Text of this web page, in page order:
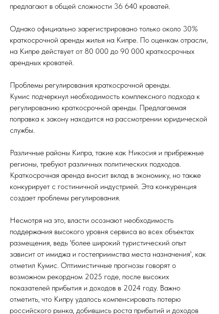
предлагают в общей сложности 36 640 кроватей.
Однако официально зарегистрировано только около 30%
краткосрочной аренды жилья на Кипре. По оценкам отрасли,
на Кипре действует от 80 000 до 90 000 краткосрочных
арендных кроватей.
Проблемы регулирования краткосрочной аренды.
Кумис подчеркнул необходимость комплексного подхода к
регулированию краткосрочной аренды. Предлагаемая
поправка к закону находится на рассмотрении юридической
службы.
Различные районы Кипра, такие как Никосия и прибрежные
регионы, требуют различных политических подходов.
Краткосрочная аренда вносит вклад в экономику, но также
конкурирует с гостиничной индустрией. Эта конкуренция
создает проблемы регулирования.
Несмотря на это, власти осознают необходимость
поддержания высокого уровня сервиса во всех объектах
размещения, ведь 'более широкий туристический опыт
зависит от имиджа и гостеприимства места назначения', как
отметил Кумис. Оптимистичные прогнозы говорят о
возможном рекордном 2025 годе, после высоких
показателей прибытия и доходов в 2024 году. Важно
отметить, что Кипру удалось компенсировать потерю
российского рынка, добившись роста прибытий и доходов